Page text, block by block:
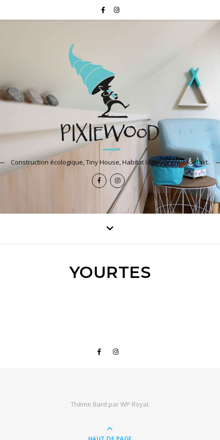
Construction écologique, Tiny House, Habitat léger, argile, tadelakt.
YOURTES
Thème Bard parWP Royal.